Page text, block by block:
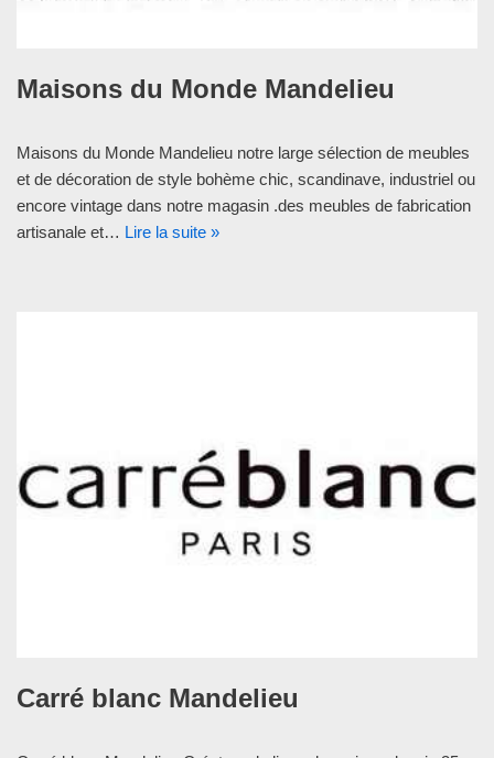
Maisons du Monde Mandelieu
Maisons du Monde Mandelieu notre large sélection de meubles
et de décoration de style bohème chic, scandinave, industriel ou
encore vintage dans notre magasin .des meubles de fabrication
artisanale et… Lire la suite »
Carré blanc Mandelieu